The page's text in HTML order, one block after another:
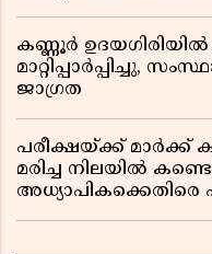
കണ്ണൂർ
മാറ്റിപ്പാർപ്പിച്ചു,
ജാഗ്രത
പരീക്ഷയ്ക്ക് മാർക്ക്
മരിച്ച നിലയിൽ
അധ്യാപികക്കെതിരെ